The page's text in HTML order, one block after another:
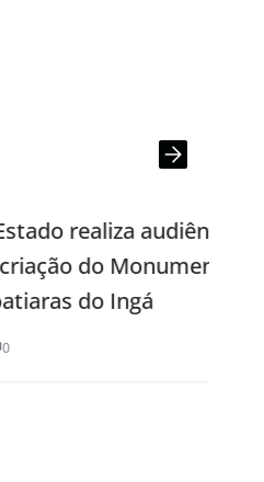
realiza audiência
do Monumento
do Ingá